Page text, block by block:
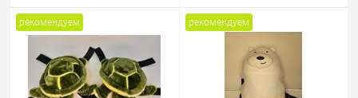
рекомендуем рекомендуем